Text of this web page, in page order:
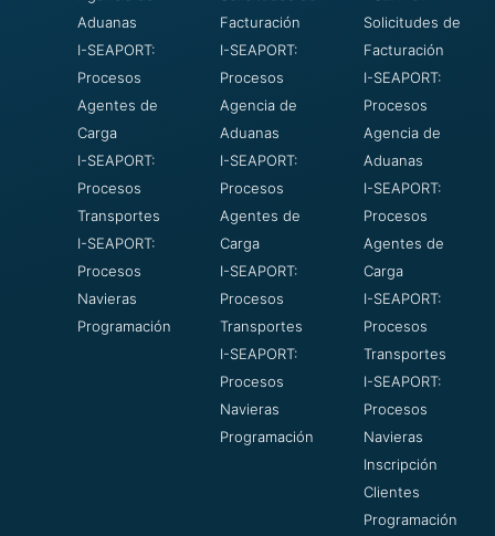
Aduanas
I-SEAPORT:
Procesos
Agentes de
Carga
I-SEAPORT:
Procesos
Transportes
I-SEAPORT:
Procesos
Navieras
Programación
Facturación
I-SEAPORT:
Procesos
Agencia de
Aduanas
I-SEAPORT:
Procesos
Agentes de
Carga
I-SEAPORT:
Procesos
Transportes
I-SEAPORT:
Procesos
Navieras
Programación
Solicitudes de
Facturación
I-SEAPORT:
Procesos
Agencia de
Aduanas
I-SEAPORT:
Procesos
Agentes de
Carga
I-SEAPORT:
Procesos
Transportes
I-SEAPORT:
Procesos
Navieras
Inscripción
Clientes
Programación